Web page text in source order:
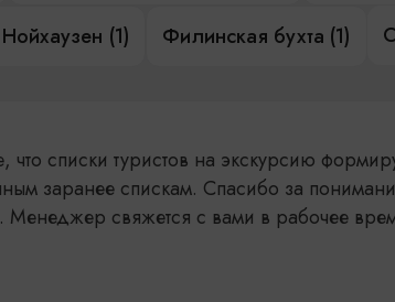
(1) Филинская бухта (1)
что списки туристов на экскурсию
заранее спискам. Спасибо за
Менеджер свяжется с вами в рабочее